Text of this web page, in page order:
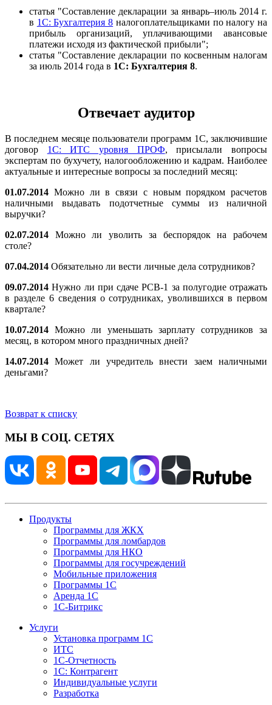
статья "Составление декларации за январь–июль 2014 г.
в 1С: Бухгалтерия 8 налогоплательщиками по налогу на
прибыль организаций, уплачивающими авансовые
платежи исходя из фактической прибыли";
статья "Составление декларации по косвенным налогам
за июль 2014 года в 1С: Бухгалтерия 8.
Отвечает аудитор
В последнем месяце пользователи программ 1С, заключившие
договор 1С: ИТС уровня ПРОФ, присылали вопросы
экспертам по бухучету, налогообложению и кадрам. Наиболее
актуальные и интересные вопросы за последний месяц:
01.07.2014 Можно ли в связи с новым порядком расчетов
наличными выдавать подотчетные суммы из наличной
выручки?
02.07.2014 Можно ли уволить за беспорядок на рабочем
столе?
07.04.2014 Обязательно ли вести личные дела сотрудников?
09.07.2014 Нужно ли при сдаче РСВ-1 за полугодие отражать
в разделе 6 сведения о сотрудниках, уволившихся в первом
квартале?
10.07.2014 Можно ли уменьшать зарплату сотрудников за
месяц, в котором много праздничных дней?
14.07.2014 Может ли учредитель внести заем наличными
деньгами?
Возврат к списку
МЫ В СОЦ. СЕТЯХ
Продукты
Программы для ЖКХ
Программы для ломбардов
Программы для НКО
Программы для госучреждений
Мобильные приложения
Программы 1С
Аренда 1С
1С-Битрикс
Услуги
Установка программ 1С
ИТС
1С-Отчетность
1С: Контрагент
Индивидуальные услуги
Разработка